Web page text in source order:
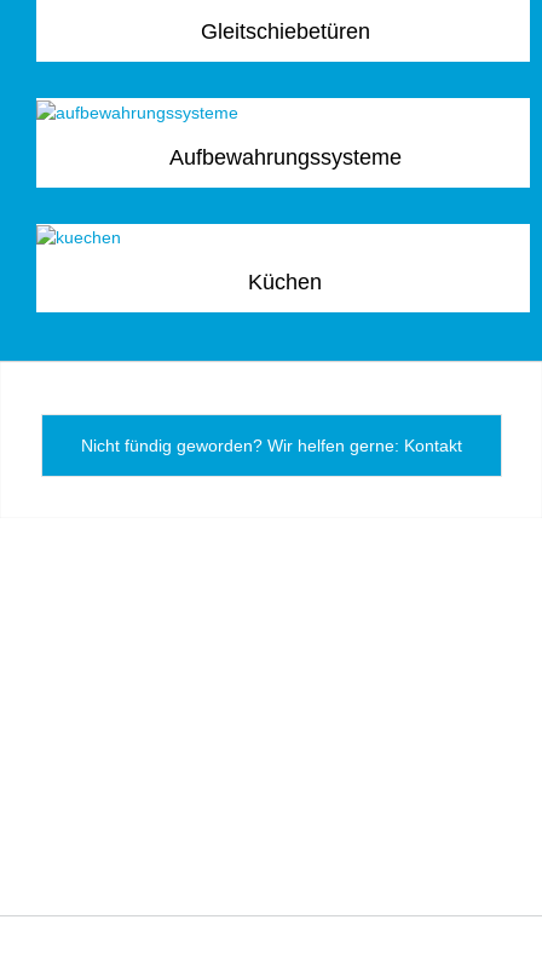
Gleitschiebetüren
Aufbewahrungssysteme
Küchen
Nicht fündig geworden? Wir helfen gerne: Kontakt